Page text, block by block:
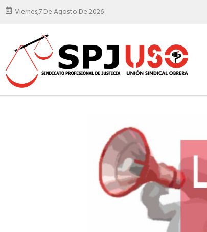
Viernes,7 De Agosto De 2026